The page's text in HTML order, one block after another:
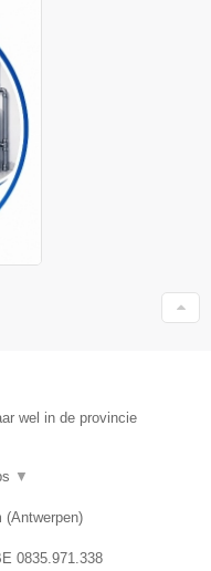
wel in de provincie
▼
(Antwerpen)
0835.971.338